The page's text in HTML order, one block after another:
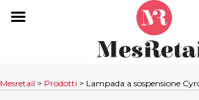
Mesretail > Prodotti > Lampada a sospensione